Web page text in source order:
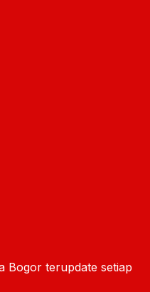
Bogor terupdate setiap